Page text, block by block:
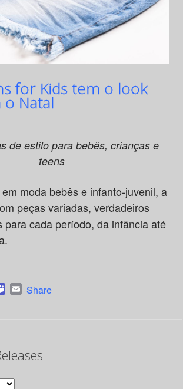
for Kids tem o look
o Natal
de estilo para bebês, crianças e
teens
moda bebês e infanto-juvenil, a
peças variadas, verdadeiros
para cada período, da infância até
TeamsEmail
Share